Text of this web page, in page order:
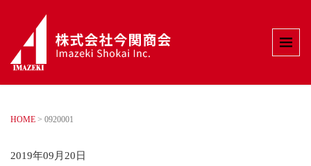
HOME > 0920001
2019年09月20日